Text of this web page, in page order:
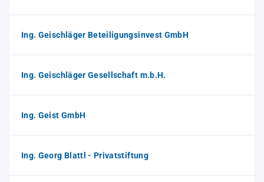
Ing. Geischläger Beteiligungsinvest GmbH
Ing. Geischläger Gesellschaft m.b.H.
Ing. Geist GmbH
Ing. Georg Blattl - Privatstiftung